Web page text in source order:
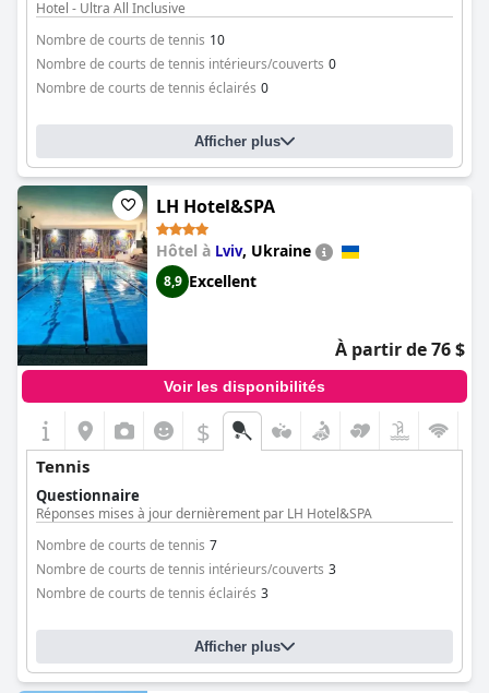
Hotel - Ultra All Inclusive
Nombre de courts de tennis 10
Nombre de courts de tennis intérieurs/couverts 0
Nombre de courts de tennis éclairés 0
Afficher plus
LH Hotel&SPA
Hôtel à Lviv, Ukraine
8,9 Excellent
À partir de 76 $
Voir les disponibilités
$
Tennis
Questionnaire
Réponses mises à jour dernièrement par LH Hotel&SPA
Nombre de courts de tennis 7
Nombre de courts de tennis intérieurs/couverts 3
Nombre de courts de tennis éclairés 3
Afficher plus